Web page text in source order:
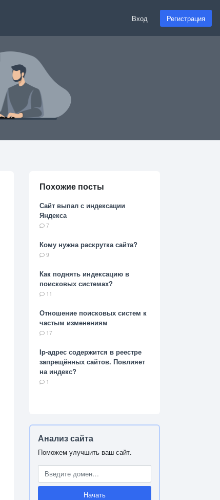
Вход Регистрация
Похожие посты
Сайт выпал с индексации
Яндекса
7
Кому нужна раскрутка сайта?
9
Как поднять индексацию в
поисковых системах?
11
Отношение поисковых систем к
частым изменениям
17
Ip-адрес содержится в реестре
запрещённых сайтов. Повлияет
на индекс?
1
Анализ сайта
Поможем улучшить ваш сайт.
Начать